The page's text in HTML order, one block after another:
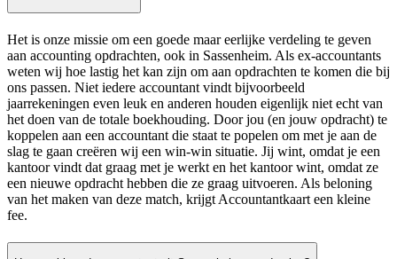
Het is onze missie om een goede maar eerlijke verdeling te geven
aan accounting opdrachten, ook in Sassenheim. Als ex-accountants
weten wij hoe lastig het kan zijn om aan opdrachten te komen die bij
ons passen. Niet iedere accountant vindt bijvoorbeeld
jaarrekeningen even leuk en anderen houden eigenlijk niet echt van
het doen van de totale boekhouding. Door jou (en jouw opdracht) te
koppelen aan een accountant die staat te popelen om met je aan de
slag te gaan creëren wij een win-win situatie. Jij wint, omdat je een
kantoor vindt dat graag met je werkt en het kantoor wint, omdat ze
een nieuwe opdracht hebben die ze graag uitvoeren. Als beloning
van het maken van deze match, krijgt Accountantkaart een kleine
fee.